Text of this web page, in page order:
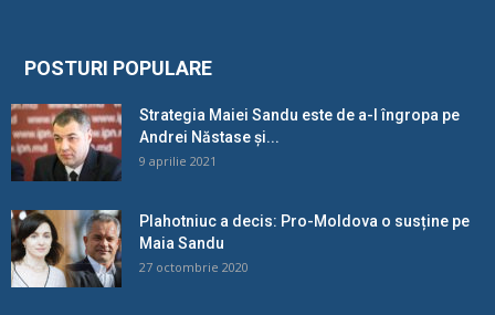
POSTURI POPULARE
Strategia Maiei Sandu este de a-l îngropa pe
Andrei Năstase și...
9 aprilie 2021
Plahotniuc a decis: Pro-Moldova o susține pe
Maia Sandu
27 octombrie 2020